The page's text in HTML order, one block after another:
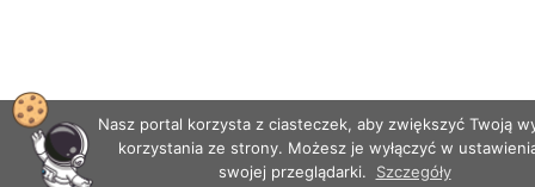
Nasz portal korzysta z ciasteczek, aby zwiększyć Twoją
korzystania ze strony. Możesz je wyłączyć w
swojej przeglądarki.
Szczegóły